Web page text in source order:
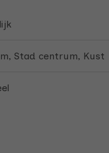
Stad centrum, Kust